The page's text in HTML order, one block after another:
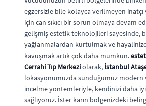
egzersizle bile kolayca verilmeyen
için can sıkıcı bir sorun olmaya devam
gelişmiş estetik teknolojileri sayesinde,
yağlanmalardan kurtulmak ve
kavuşmak artık çok daha mümkün.
Cerrahi Tıp Merkeziolarak, İstanbul
lokasyonumuzda sunduğumuz modern
incelme yöntemleriyle, kendinizi daha
sağlıyoruz. İster karın bölgenizdeki